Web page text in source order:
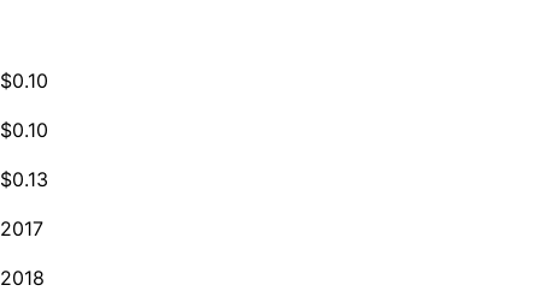
$0.10
$0.10
$0.13
2017
2018